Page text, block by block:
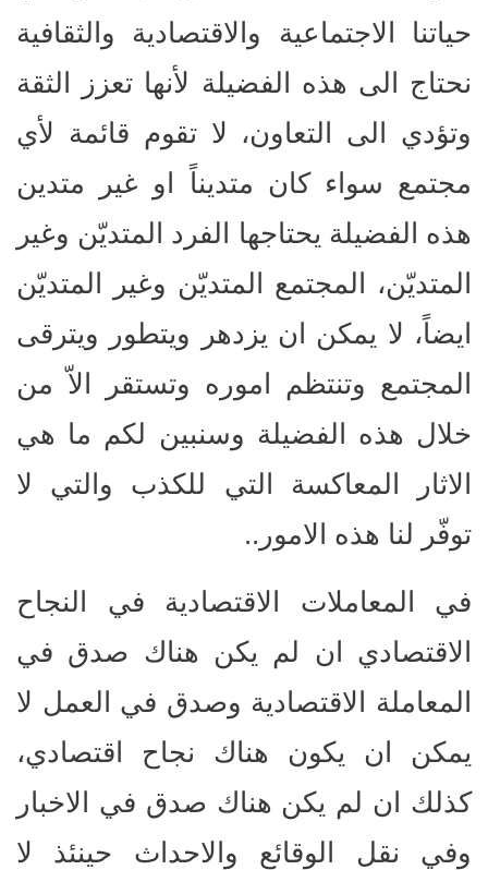
حياتنا الاجتماعية والاقتصادية والثقافية
نحتاج الى هذه الفضيلة لأنها تعزز الثقة
وتؤدي الى التعاون، لا تقوم قائمة لأي
مجتمع سواء كان متديناً او غير متدين
هذه الفضيلة يحتاجها الفرد المتديّن وغير
المتديّن، المجتمع المتديّن وغير المتديّن
ايضاً، لا يمكن ان يزدهر ويتطور ويترقى
المجتمع وتنتظم اموره وتستقر الاّ من
خلال هذه الفضيلة وسنبين لكم ما هي
الاثار المعاكسة التي للكذب والتي لا
توفّر لنا هذه الامور..
في المعاملات الاقتصادية في النجاح
الاقتصادي ان لم يكن هناك صدق في
المعاملة الاقتصادية وصدق في العمل لا
يمكن ان يكون هناك نجاح اقتصادي،
كذلك ان لم يكن هناك صدق في الاخبار
وفي نقل الوقائع والاحداث حينئذ لا